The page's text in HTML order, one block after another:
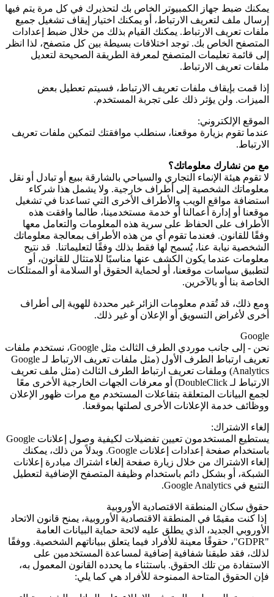
يمكنك ضبط جهاز الكمبيوتر الخاص بك لتحذيرك في كل مرة يتم فيها
إرسال ملف لتعريف الارتباط، أو يمكنك اختيار إيقاف تشغيل جميع
ملفات تعريف الارتباط. يمكنك القيام بذلك من خلال ضبط إعدادات
المتصفح الخاص بك. توجد اختلافات بسيطة بين كل متصفح، لذا انظر
إلى قائمة تعليمات المتصفح لمعرفة الطريقة الصحيحة لتعديل
ملفات تعريف الارتباط.
إذا قمت بإيقاف ملفات تعريف الارتباط، فسيتم تعطيل بعض
الميزات. ولن يؤثر ذلك على تجربة المستخدم.
الموقع الإلكتروني:
عندما تقوم بزيارة موقعنا، سنطلب موافقتك لتمكين ملفات تعريف
الارتباط.
مع من نشارك معلوماتك؟
لا تقوم هيئة الإنماء التجاري والسياحي بالشارقة ببيع أو تبادل أو نقل
معلوماتك الشخصية إلى أطراف خارجية. ولا يشمل هذا شركاء
استضافة مواقع الويب والأطراف الأخرى التي تساعدنا في تشغيل
موقعنا أو إدارة أعمالنا أو خدمة مستخدمينا، طالما وافقت هذه
الأطراف على الحفاظ على سرية هذه المعلومات والتعامل معها
وفقًا للقانون. فعندما تقوم أي من هذه الأطراف بمعالجة معلوماتك
الشخصية نيابة عنا، يُسمح لها فقط بذلك وفقًا لتعليماتنا. قد نتيح
معلومات عندما يكون الكشف عنها مناسبًا للامتثال للقانون، أو
لتطبيق سياسات موقعنا، أو لحماية الحقوق أو السلامة أو الممتلكات
الخاصة بنا أو بالآخرين.
ومع ذلك، قد تُقدم معلومات الزائر غير محددة للهوية إلى أطراف
أخرى لأغراض التسويق أو الإعلان أو غير ذلك.
Google
نحن - إلى جانب موردي الطرف الثالث مثل Google، نستخدم ملفات
تعريف ارتباط الطرف الأول (مثل ملفات تعريف الارتباط لـ Google
Analytics) وملفات تعريف ارتباط الطرف الثالث (مثل ملف تعريف
الارتباط لـ DoubleClick) أو معرفات الجهات الخارجية الأخرى معًا
لجمع البيانات المتعلقة بتفاعلات المستخدم مع مرات ظهور الإعلان
ووظائف خدمة الإعلانات الأخرى لصلتها بموقعنا.
إلغاء الاشتراك:
يستطيع المستخدمون تعيين تفضيلات لكيفية وصول إعلانات Google
باستخدام صفحة إعدادات إعلانات Google. وبدلاً من ذلك، يمكنك
إلغاء الاشتراك من خلال زيارة صفحة إلغاء اشتراك مبادرة إعلانات
الشبكة، أو بشكل دائم باستخدام وظيفة المتصفح الإضافية لتعطيل
التتبع في Google Analytics
.
حقوق سكان المنطقة الاقتصادية الأوروبية
إذا كنت مقيمًا في المنطقة الاقتصادية الأوروبية، يمنح قانون الاتحاد
الأوروبي الجديد، الذي يطلق عليه لائحة حماية البيانات العامة
"GDPR"، حقوقًا معينة للأفراد فيما يتعلق ببياناتهم الشخصية. ووفقًا
لذلك، فقد طبقنا شفافية إضافية لمساعدة المستخدمين على
الاستفادة من تلك الحقوق. باستثناء ما يحدده القانون المعمول به،
فإن الحقوق المتاحة الممنوحة للأفراد هي كما يلي: